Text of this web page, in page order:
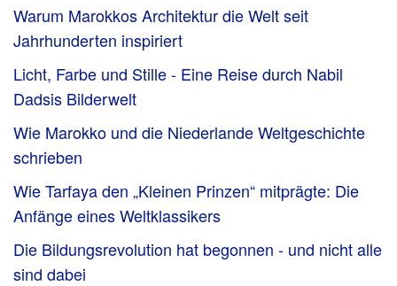
Warum Marokkos Architektur die Welt seit
Jahrhunderten inspiriert
Licht, Farbe und Stille - Eine Reise durch Nabil
Dadsis Bilderwelt
Wie Marokko und die Niederlande Weltgeschichte
schrieben
Wie Tarfaya den „Kleinen Prinzen“ mitprägte: Die
Anfänge eines Weltklassikers
Die Bildungsrevolution hat begonnen - und nicht alle
sind dabei